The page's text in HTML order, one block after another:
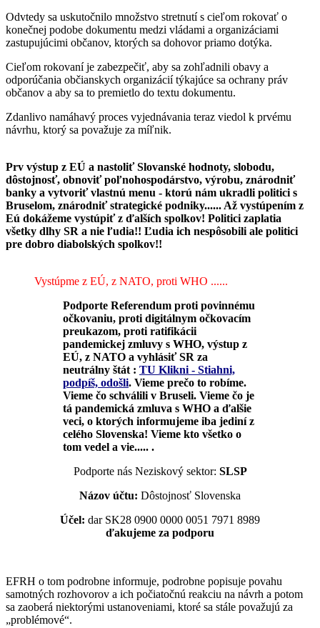
Odvtedy sa uskutočnilo množstvo stretnutí s cieľom rokovať o
konečnej podobe dokumentu medzi vládami a organizáciami
zastupujúcimi občanov, ktorých sa dohovor priamo dotýka.
Cieľom rokovaní je zabezpečiť, aby sa zohľadnili obavy a
odporúčania občianskych organizácií týkajúce sa ochrany práv
občanov a aby sa to premietlo do textu dokumentu.
Zdanlivo namáhavý proces vyjednávania teraz viedol k prvému
návrhu, ktorý sa považuje za míľnik.
Prv výstup z EÚ a nastoliť Slovanské hodnoty, slobodu,
dôstojnosť, obnoviť poľnohospodárstvo, výrobu, znárodniť
banky a vytvoriť vlastnú menu - ktorú nám ukradli politici s
Bruselom, znárodniť strategické podniky...... Až vystúpením z
Eú dokážeme vystúpiť z ďalších spolkov! Politici zaplatia
všetky dlhy SR a nie ľudia!! Ľudia ich nespôsobili ale politici
pre dobro diabolských spolkov!!
Vystúpme z EÚ, z NATO, proti WHO ......
Podporte Referendum proti povinnému
očkovaniu, proti digitálnym očkovacím
preukazom, proti ratifikácii
pandemickej zmluvy s WHO, výstup z
EÚ, z NATO a vyhlásiť SR za
neutrálny štát : TU Klikni - Stiahni,
podpíš, odošli. Vieme prečo to robíme.
Vieme čo schválili v Bruseli. Vieme čo je
tá pandemická zmluva s WHO a ďalšie
veci, o ktorých informujeme iba jediní z
celého Slovenska! Vieme kto všetko o
tom vedel a vie..... .
Podporte nás Neziskový sektor: SLSP
Názov účtu: Dôstojnosť Slovenska
Účel: dar SK28 0900 0000 0051 7971 8989
ďakujeme za podporu
EFRH o tom podrobne informuje, podrobne popisuje povahu
samotných rozhovorov a ich počiatočnú reakciu na návrh a potom
sa zaoberá niektorými ustanoveniami, ktoré sa stále považujú za
„problémové“.